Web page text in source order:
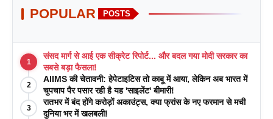
POPULAR POSTS
1
संसद मार्ग से आई एक सीक्रेट रिपोर्ट... और बदल गया मोदी सरकार का
सबसे बड़ा फैसला!
2
AIIMS की चेतावनी: हेपेटाइटिस तो काबू में आया, लेकिन अब भारत में
चुपचाप पैर पसार रही है यह 'साइलेंट' बीमारी!
3
रातभर में बंद होंगे करोड़ों अकाउंट्स, क्या फ्रांस के नए फरमान से मची
दुनिया भर में खलबली!